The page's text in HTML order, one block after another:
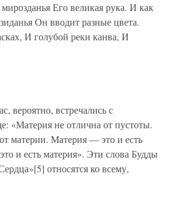
Его великая рука. И как
Он вводит разные цвета.
И голубой реки канва, И
вероятно, встречались с
«Материя не отлична от пустоты.
материи. Материя — это и есть
и есть материя». Эти слова Будды
относятся ко всему,